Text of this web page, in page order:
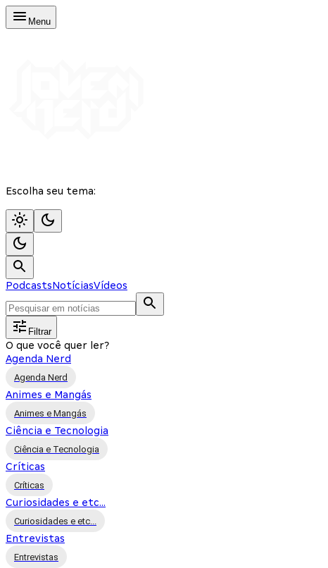
Menu
Escolha seu tema:
PodcastsNotíciasVídeos
Filtrar
O que você quer ler?
Agenda Nerd
Agenda Nerd
Animes e Mangás
Animes e Mangás
Ciência e Tecnologia
Ciência e Tecnologia
Críticas
Críticas
Curiosidades e etc...
Curiosidades e etc...
Entrevistas
Entrevistas